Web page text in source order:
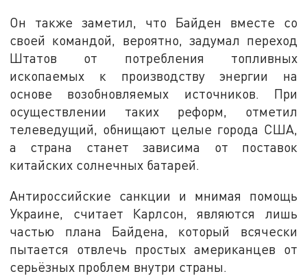
Он также заметил, что Байден вместе со
своей командой, вероятно, задумал переход
Штатов от потребления топливных
ископаемых к производству энергии на
основе возобновляемых источников. При
осуществлении таких реформ, отметил
телеведущий, обнищают целые города США,
а страна станет зависима от поставок
китайских солнечных батарей.
Антироссийские санкции и мнимая помощь
Украине, считает Карлсон, являются лишь
частью плана Байдена, который всячески
пытается отвлечь простых американцев от
серьёзных проблем внутри страны.